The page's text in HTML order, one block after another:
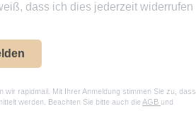
dass ich dies jederzeit widerrufen
rapidmail. Mit Ihrer Anmeldung stimmen Sie zu, dass
werden. Beachten Sie bitte auch die AGB und